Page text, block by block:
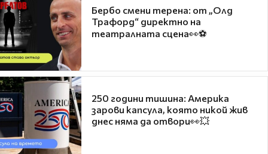
Бербо смени терена: от „Олд
Трафорд“ директно на
театралната сцена👀⚽
250 години тишина: Америка
зарови капсула, която никой жив
днес няма да отвори👀💥